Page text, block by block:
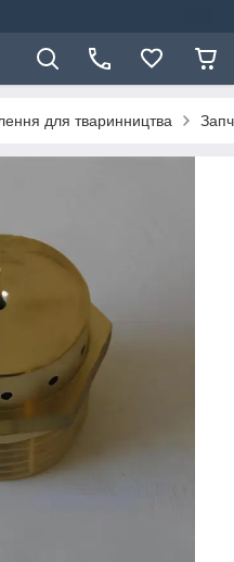
для тваринництва